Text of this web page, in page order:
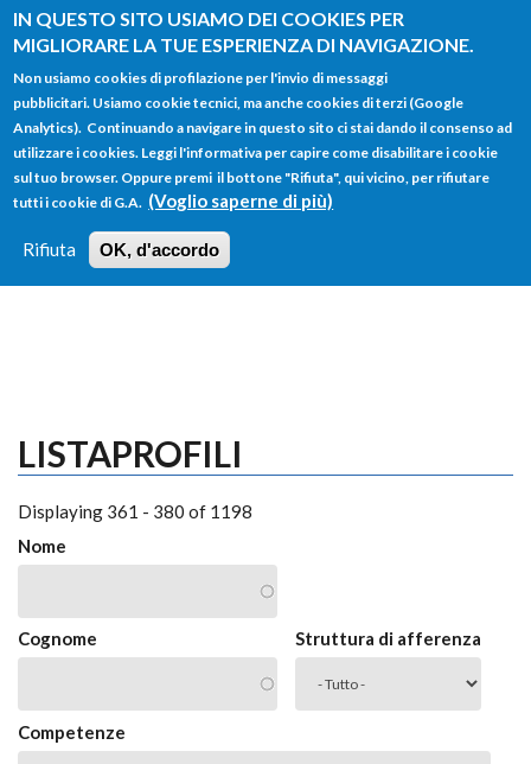
IN QUESTO SITO USIAMO DEI COOKIES PER
MIGLIORARE LA TUE ESPERIENZA DI NAVIGAZIONE.
Non usiamo cookies di profilazione per l'invio di messaggi
pubblicitari. Usiamo cookie tecnici, ma anche cookies di terzi (Google
Analytics). Continuando a navigare in questo sito ci stai dando il consenso ad
utilizzare i cookies. Leggi l'informativa per capire come disabilitare i cookie
sul tuo browser. Oppure premi il bottone "Rifiuta", qui vicino, per rifiutare
tutti i cookie di G.A. (Voglio saperne di più)
Rifiuta OK, d'accordo
Salta al contenuto principale
FORM
DI
RICERCA
Main menu
HOME TUTTI I PROFILI
LOGIN
LISTAPROFILI
Displaying 361 - 380 of 1198
Nome
Cognome Struttura di afferenza
Competenze